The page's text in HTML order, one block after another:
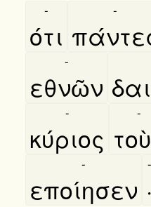
ότι
- -
εθνῶν
-
κύριος
- -
εποίησεν
-
·
-